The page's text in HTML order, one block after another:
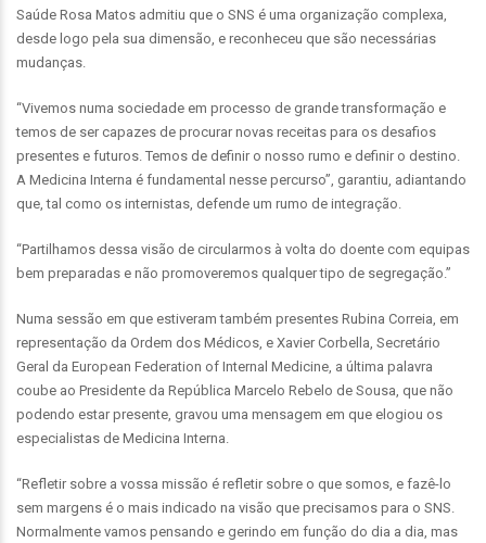
Saúde Rosa Matos admitiu que o SNS é uma organização complexa,
desde logo pela sua dimensão, e reconheceu que são necessárias
mudanças.
“Vivemos numa sociedade em processo de grande transformação e
temos de ser capazes de procurar novas receitas para os desafios
presentes e futuros. Temos de definir o nosso rumo e definir o destino.
A Medicina Interna é fundamental nesse percurso”, garantiu, adiantando
que, tal como os internistas, defende um rumo de integração.
“Partilhamos dessa visão de circularmos à volta do doente com equipas
bem preparadas e não promoveremos qualquer tipo de segregação.”
Numa sessão em que estiveram também presentes Rubina Correia, em
representação da Ordem dos Médicos, e Xavier Corbella, Secretário
Geral da European Federation of Internal Medicine, a última palavra
coube ao Presidente da República Marcelo Rebelo de Sousa, que não
podendo estar presente, gravou uma mensagem em que elogiou os
especialistas de Medicina Interna.
“Refletir sobre a vossa missão é refletir sobre o que somos, e fazê-lo
sem margens é o mais indicado na visão que precisamos para o SNS.
Normalmente vamos pensando e gerindo em função do dia a dia, mas